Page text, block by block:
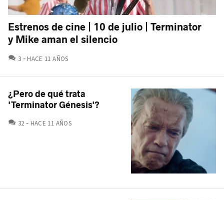
Estrenos de cine | 10 de julio | Terminator
y Mike aman el silencio
3 COMENTARIOS
HACE 11 AÑOS
¿Pero de qué trata
'Terminator Génesis'?
32 COMENTARIOS
HACE 11 AÑOS